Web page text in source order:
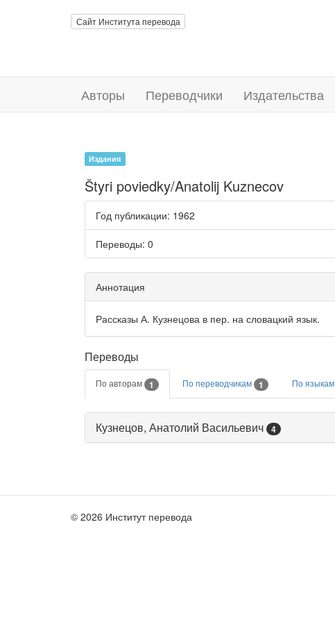
Сайт Института перевода
Авторы Переводчики Издательства
Издания
Štyri poviedky/Anatolij Kuznecov
Год публикации: 1962
Переводы: 0
Аннотация
Рассказы А. Кузнецова в пер. на словацкий язык.
Переводы
По авторам 1 По переводчикам 1 По языкам
Кузнецов, Анатолий Васильевич 4
© 2026 Институт перевода